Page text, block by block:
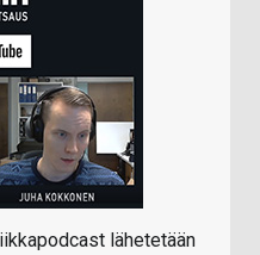
lähetetään